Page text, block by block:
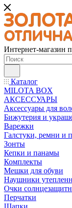
Интернет-магазин
Каталог
MILOTA BOX
АКСЕССУАРЫ
Аксессуары для
Бижутерия и
Варежки
Галстуки, ремни и
Зонты
Кепки и панамы
Комплекты
Мешки для обуви
Наушники
Очки
Перчатки
Шапки